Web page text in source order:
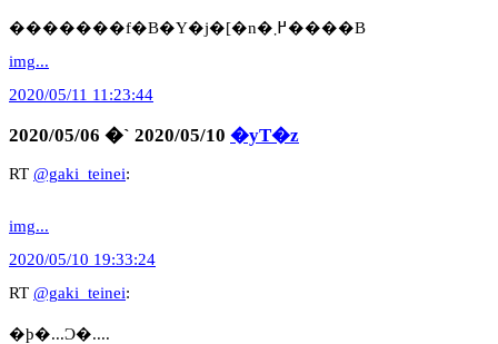
�������f�B�Y�j�[�n�߂܂����B
img...
2020/05/11 11:23:44
2020/05/06 �` 2020/05/10 �yT�z
RT @gaki_teinei:
img...
2020/05/10 19:33:24
RT @gaki_teinei:
�þ�...Ͻ�....